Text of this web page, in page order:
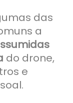
das
a
do drone,
e